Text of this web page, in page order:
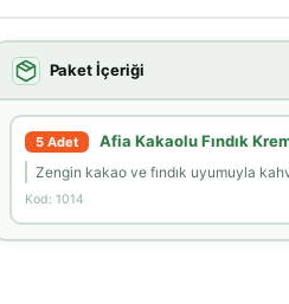
Paket İçeriği
5 Adet Afia Kakaolu Fındık
Zengin kakao ve fındık uyumuyla
Kod: 1014